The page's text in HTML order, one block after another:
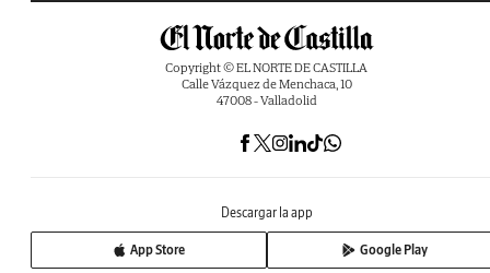
Copyright © EL NORTE DE CASTILLA
Calle Vázquez de Menchaca, 10
47008 - Valladolid
Descargar la app
App Store Google Play